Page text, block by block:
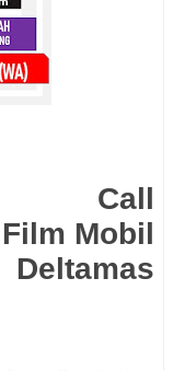
Call
Mobil